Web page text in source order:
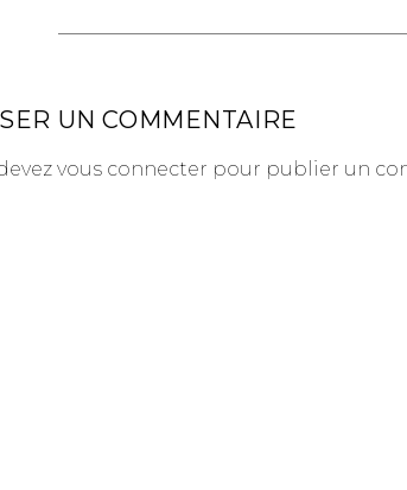
UN COMMENTAIRE
vous connecter pour publier un